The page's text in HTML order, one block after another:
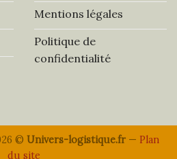
Mentions légales
Politique de
confidentialité
© Univers-logistique.fr — Plan
du site